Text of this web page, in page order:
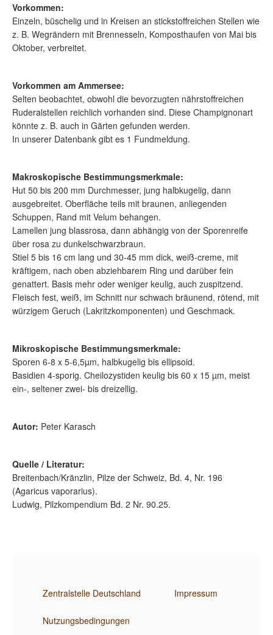
Vorkommen:
Einzeln, büschelig und in Kreisen an stickstoffreichen Stellen wie
z. B. Wegrändern mit Brennesseln, Komposthaufen von Mai bis
Oktober, verbreitet.
Vorkommen am Ammersee:
Selten beobachtet, obwohl die bevorzugten nährstoffreichen
Ruderalstellen reichlich vorhanden sind. Diese Champignonart
könnte z. B. auch in Gärten gefunden werden.
In unserer Datenbank gibt es 1 Fundmeldung.
Makroskopische Bestimmungsmerkmale:
Hut 50 bis 200 mm Durchmesser, jung halbkugelig, dann
ausgebreitet. Oberfläche teils mit braunen, anliegenden
Schuppen, Rand mit Velum behangen.
Lamellen jung blassrosa, dann abhängig von der Sporenreife
über rosa zu dunkelschwarzbraun.
Stiel 5 bis 16 cm lang und 30-45 mm dick, weiß-creme, mit
kräftigem, nach oben abziehbarem Ring und darüber fein
genattert. Basis mehr oder weniger keulig, auch zuspitzend.
Fleisch fest, weiß, im Schnitt nur schwach bräunend, rötend, mit
würzigem Geruch (Lakritzkomponenten) und Geschmack.
Mikroskopische Bestimmungsmerkmale:
Sporen 6-8 x 5-6,5µm, halbkugelig bis ellipsoid.
Basidien 4-sporig. Cheilozystiden keulig bis 60 x 15 µm, meist
ein-, seltener zwei- bis dreizellig.
Autor: Peter Karasch
Quelle / Literatur:
Breitenbach/Kränzlin, Pilze der Schweiz, Bd. 4, Nr. 196
(Agaricus vaporarius).
Ludwig, Pilzkompendium Bd. 2 Nr. 90.25.
Zentralstelle Deutschland Impressum
Nutzungsbedingungen